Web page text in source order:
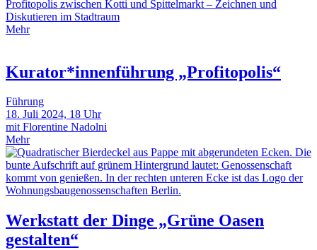
Profitopolis zwischen Kotti und Spittelmarkt – Zeichnen und
Diskutieren im Stadtraum
Mehr
Kurator*innenführung „Profitopolis“
Führung
18. Juli 2024, 18 Uhr
mit Florentine Nadolni
Mehr
Werkstatt der Dinge „Grüne Oasen
gestalten“